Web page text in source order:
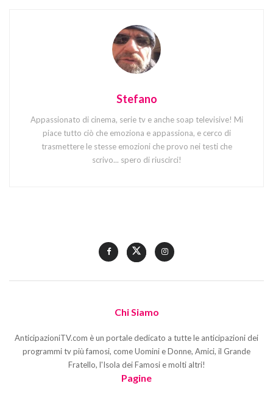
Stefano
Appassionato di cinema, serie tv e anche soap televisive! Mi
piace tutto ciò che emoziona e appassiona, e cerco di
trasmettere le stesse emozioni che provo nei testi che
scrivo... spero di riuscirci!
Chi Siamo
AnticipazioniTV.com è un portale dedicato a tutte le anticipazioni dei
programmi tv più famosi, come Uomini e Donne, Amici, il Grande
Fratello, l'Isola dei Famosi e molti altri!
Pagine